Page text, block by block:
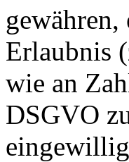
Erlaubnis
wie an
DSGVO